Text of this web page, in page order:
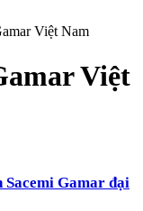
Việt Nam
Việt
Sacemi Gamar đại